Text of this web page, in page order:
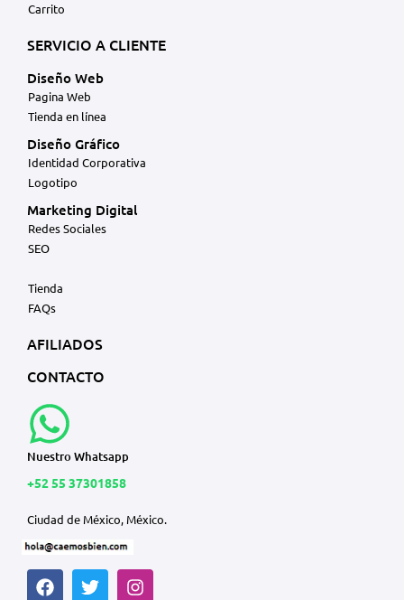
Carrito
SERVICIO A CLIENTE
Diseño Web
Pagina Web
Tienda en línea
Diseño Gráfico
Identidad Corporativa
Logotipo
Marketing Digital
Redes Sociales
SEO
Tienda
FAQs
AFILIADOS
CONTACTO
Nuestro Whatsapp
+52 55 37301858
Ciudad de México, México.